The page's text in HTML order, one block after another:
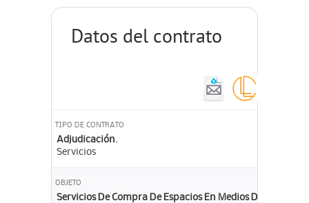
Datos del contrato
TIPO DE CONTRATO
Adjudicación.
Servicios
OBJETO
Servicios De Compra De Espacios En Medios De